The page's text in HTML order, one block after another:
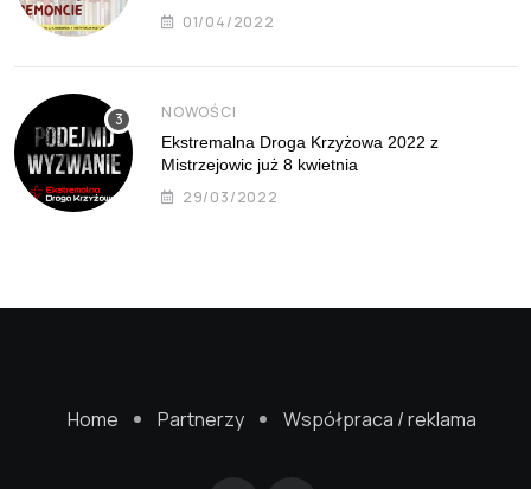
01/04/2022
NOWOŚCI
Ekstremalna Droga Krzyżowa 2022 z
Mistrzejowic już 8 kwietnia
29/03/2022
Home Partnerzy Współpraca / reklama